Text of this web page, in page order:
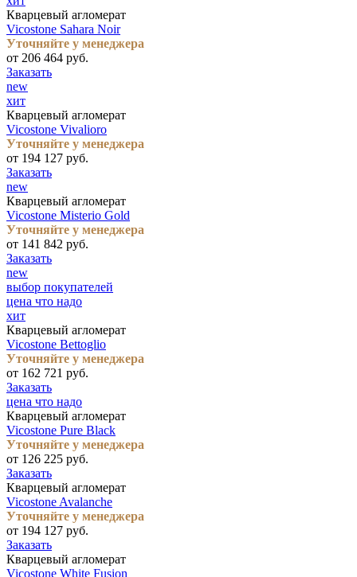
Кварцевый агломерат
Vicostone Sahara Noir
Уточняйте у менеджера
от 206 464 руб.
Заказать
new
хит
Кварцевый агломерат
Vicostone Vivalioro
Уточняйте у менеджера
от 194 127 руб.
Заказать
new
Кварцевый агломерат
Vicostone Misterio Gold
Уточняйте у менеджера
от 141 842 руб.
Заказать
new
выбор покупателей
цена что надо
хит
Кварцевый агломерат
Vicostone Bettoglio
Уточняйте у менеджера
от 162 721 руб.
Заказать
цена что надо
Кварцевый агломерат
Vicostone Pure Black
Уточняйте у менеджера
от 126 225 руб.
Заказать
Кварцевый агломерат
Vicostone Avalanche
Уточняйте у менеджера
от 194 127 руб.
Заказать
Кварцевый агломерат
Vicostone White Fusion